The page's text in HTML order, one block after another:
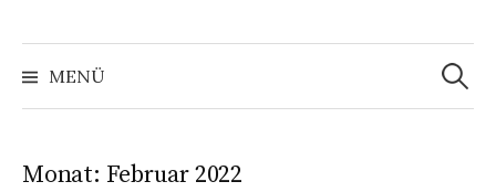
MENÜ
Suchen
nach:
Monat: Februar 2022